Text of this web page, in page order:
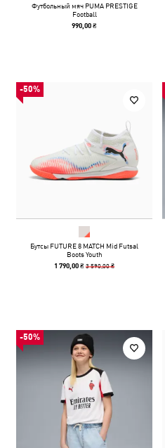
Футбольный мяч PUMA PRESTIGE
Football
990,00 ₴
-50%
Бутсы FUTURE 8 MATCH Mid Futsal
Boots Youth
1 790,00 ₴3 590,00 ₴
-50%